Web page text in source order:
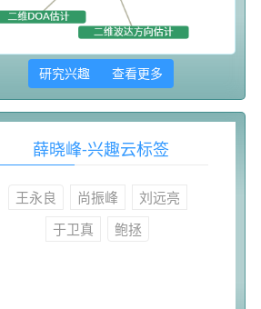
研究兴趣 查看更多
薛晓峰-兴趣云标签
王永良 尚振峰
刘远亮
于卫真
鲍拯